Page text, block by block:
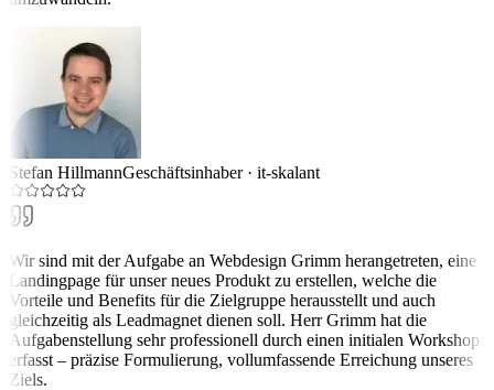
Stefan HillmannGeschäftsinhaber· it-skalant
Wir sind mit der Aufgabe an Webdesign Grimm herangetreten, eine
Landingpage für unser neues Produkt zu erstellen, welche die
Vorteile und Benefits für die Zielgruppe herausstellt und auch
gleichzeitig als Leadmagnet dienen soll. Herr Grimm hat die
Aufgabenstellung sehr professionell durch einen initialen Workshop
erfasst – präzise Formulierung, vollumfassende Erreichung unseres
Ziels.